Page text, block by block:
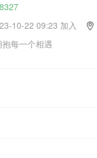
10-22 09:23 加入
每一个相遇